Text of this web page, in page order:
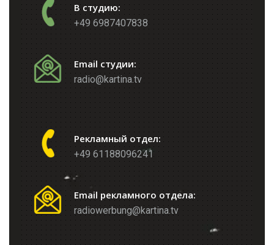
В студию:
+49 6987407838
Email студии:
radio@kartina.tv
Рекламный отдел:
+49 61188096241
Email рекламного отдела:
radiowerbung@kartina.tv